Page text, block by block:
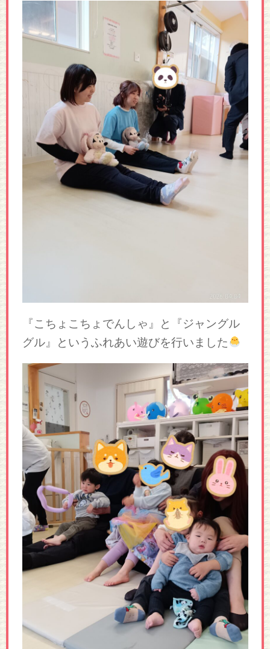
『こちょこちょでんしゃ』と『ジャングル
グル』というふれあい遊びを行いました